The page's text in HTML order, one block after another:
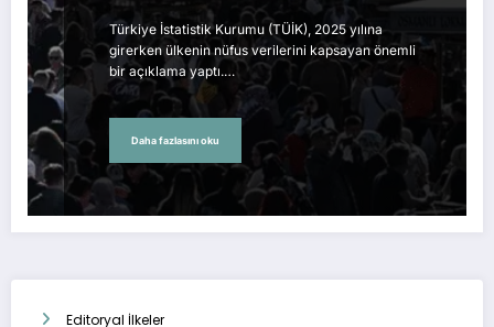
Türkiye İstatistik Kurumu (TÜİK), 2025 yılına
girerken ülkenin nüfus verilerini kapsayan önemli
bir açıklama yaptı.…
Daha fazlasını oku
Editoryal İlkeler